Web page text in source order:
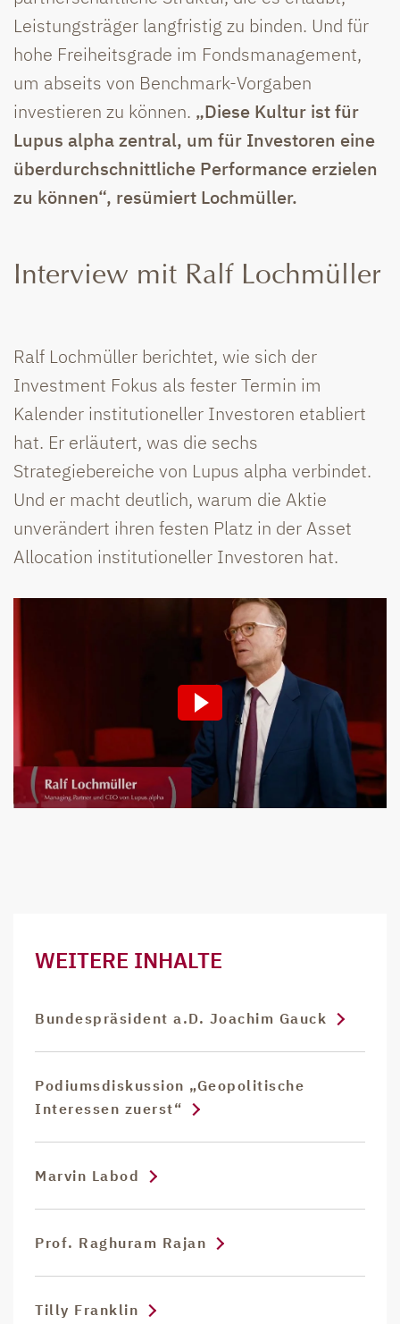
Leistungsträger langfristig zu binden. Und für
hohe Freiheitsgrade im Fondsmanagement,
um abseits von Benchmark-Vorgaben
investieren zu können. „Diese Kultur ist für
Lupus alpha zentral, um für Investoren eine
überdurchschnittliche Performance erzielen
zu können“, resümiert Lochmüller.
Interview mit Ralf Lochmüller
Ralf Lochmüller berichtet, wie sich der
Investment Fokus als fester Termin im
Kalender institutioneller Investoren etabliert
hat. Er erläutert, was die sechs
Strategiebereiche von Lupus alpha verbindet.
Und er macht deutlich, warum die Aktie
unverändert ihren festen Platz in der Asset
Allocation institutioneller Investoren hat.
WEITERE INHALTE
Bundespräsident a.D. Joachim Gauck
Podiumsdiskussion „Geopolitische
Interessen zuerst“
Marvin Labod
Prof. Raghuram Rajan
Tilly Franklin